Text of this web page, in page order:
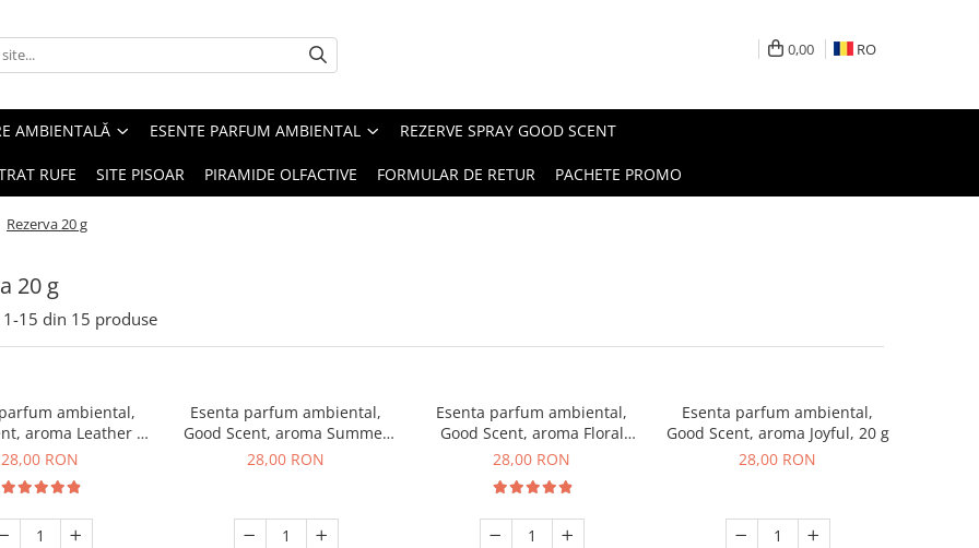
0,00 RO
AMBIENTALĂ ESENTE PARFUM AMBIENTAL REZERVE SPRAY GOOD SCENT
RUFE SITE PISOAR PIRAMIDE OLFACTIVE FORMULAR DE RETUR PACHETE PROMO
Rezerva 20 g
20 g
1-15 din 15 produse
ambiental,
aroma Leather &
Oudh, 20 g
28,00 RON
Esenta parfum ambiental,
Good Scent, aroma Summer
Melon, 20 g
28,00 RON
Esenta parfum ambiental,
Good Scent, aroma Floral
Bouquet, 20 g
28,00 RON
Esenta parfum ambiental,
Good Scent, aroma Joyful, 20 g
28,00 RON